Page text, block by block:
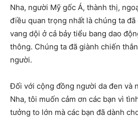
Nha, người Mỹ gốc Á, thành thị,
điều quan trọng nhất là chúng ta
vang dội ở cả bảy tiểu bang dao
thông. Chúng ta đã giành chiến
người.
Đối với cộng đồng người da đen và
Nha, tôi muốn cảm ơn các bạn vì
tưởng to lớn mà các bạn đã dành